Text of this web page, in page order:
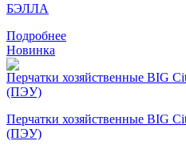
БЭЛЛА
Подробнее
Новинка
Перчатки хозяйственные BIG
(ПЭУ)